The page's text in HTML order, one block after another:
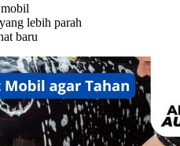
lebih parah
baru